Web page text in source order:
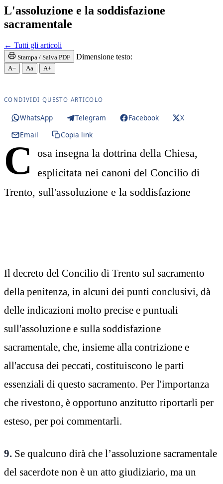
L'assoluzione e la soddisfazione
sacramentale
← Tutti gli articoli
Stampa / Salva PDF Dimensione testo:
A− Aa A+
CONDIVIDI QUESTO ARTICOLO
WhatsApp Telegram Facebook
X
Email
Copia link
C
osa insegna la dottrina della Chiesa,
esplicitata nei canoni del Concilio di
Trento, sull'assoluzione e la soddisfazione
Il decreto del Concilio di Trento sul sacramento
della penitenza, in alcuni dei punti conclusivi, dà
delle indicazioni molto precise e puntuali
sull'assoluzione e sulla soddisfazione
sacramentale, che, insieme alla contrizione e
all'accusa dei peccati, costituiscono le parti
essenziali di questo sacramento. Per l'importanza
che rivestono, è opportuno anzitutto riportarli per
esteso, per poi commentarli.
9. Se qualcuno dirà che l’assoluzione sacramentale
del sacerdote non è un atto giudiziario, ma un